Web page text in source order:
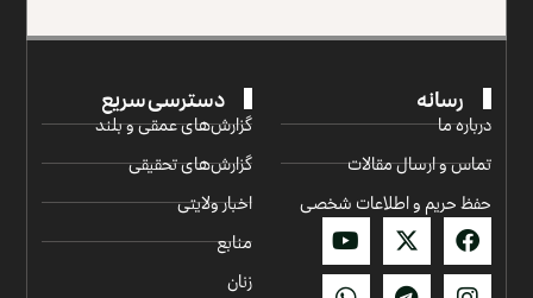
رسانه
درباره ما
تماس و ارسال مقالات
حفظ حریم و اطلاعات شخصی
دسترسی سریع
گزارش‌‌های عمقی و بلند
گزارش‌های تحقیقی
اخبار ولایتی
منابع
زنان